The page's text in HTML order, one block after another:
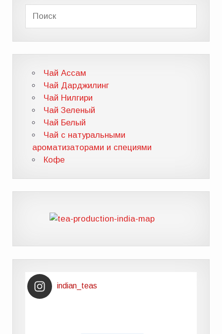
Чай Ассам
Чай Дарджилинг
Чай Нилгири
Чай Зеленый
Чай Белый
Чай с натуральными
ароматизаторами и специями
Кофе
indian_teas